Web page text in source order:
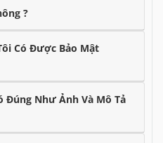
?
Có Được Bảo Mật
Đúng Như Ảnh Và Mô Tả